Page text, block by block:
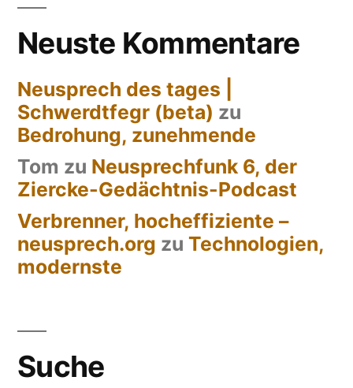
Neuste Kommentare
Neusprech des tages |
Schwerdtfegr (beta) zu
Bedrohung, zunehmende
Tom zu Neusprechfunk 6, der
Ziercke-Gedächtnis-Podcast
Verbrenner, hocheffiziente –
neusprech.org zu Technologien,
modernste
Suche